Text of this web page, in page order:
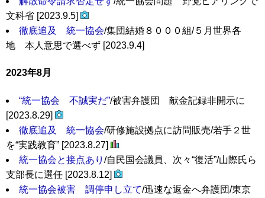
文科省 [2023.9.5]
徹底追及 統一協会/集団結婚８０００組/５月世界各
地 本人意思で選べず [2023.9.4]
2023年8月
“統一協会 不誠実だ”/被害弁護団 献金記録非開示に
[2023.8.29]
徹底追及 統一協会/研修施設拠点に訪問販売/若手２世
を“実践教育” [2023.8.27]
統一協会と接点あり /自民国会議員、次々“復活”/山際氏ら
支部長に選任 [2023.8.12]
統一協会被害 調停申し立て/迅速な返金へ弁護団/東京